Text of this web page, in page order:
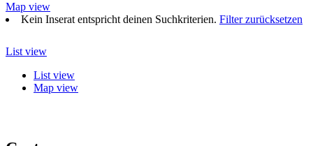
Map view
Kein Inserat entspricht deinen Suchkriterien. Filter zurücksetzen
List view
List view
Map view